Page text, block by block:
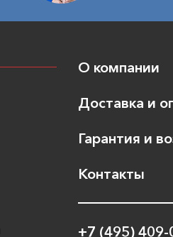
О компании
Доставка и
Гарантия и
Контакты
+7 (495) 409-